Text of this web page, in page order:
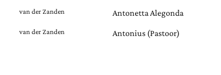
van der Zanden Antonetta Alegonda
van der Zanden Antonius (Pastoor)